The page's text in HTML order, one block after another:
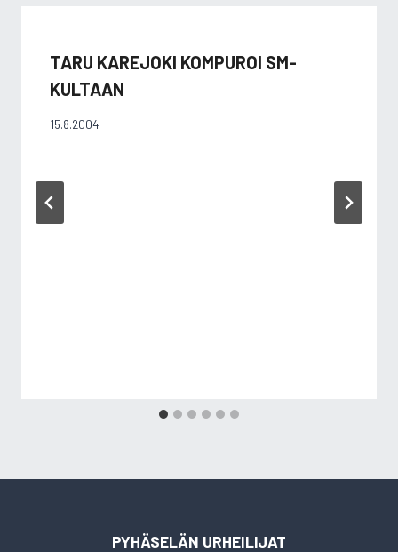
TARU KAREJOKI KOMPUROI SM-
KULTAAN
15.8.2004
PYHÄSELÄN URHEILIJAT